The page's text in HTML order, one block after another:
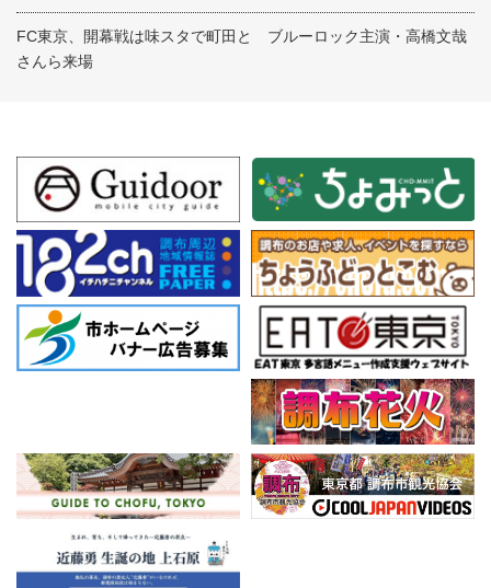
FC東京、開幕戦は味スタで町田と ブルーロック主演・高橋文哉
さんら来場